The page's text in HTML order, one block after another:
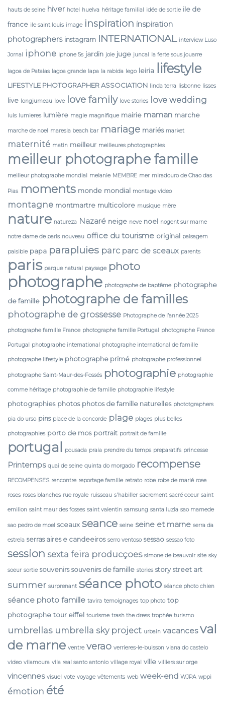
hauts de seine hiver hotel huelva héritage familial idée de sortie ile de
france ile saint louis image inspiration inspiration
photographers instagram INTERNATIONAL interview Luso
Jornal iphone iphone 5s jardin joie juge juncal la ferte sous jouarre
lagoa de Pataias lagoa grande lapa la rabida lego leiria lifestyle
LIFESTYLE PHOTOGRAPHER ASSOCIATION linda terra lisbonne lisses
live longjumeau love love family love stories love wedding
luis lumieres lumière magie magnifique mairie maman marche
marche de noel maresia beach bar mariage mariés market
maternité matin meilleur meilleures photographies
meilleur photographe famille
meilleur photographe mondial melanie MEMBRE mer miradouro de Chao das
Pias moments monde mondial montage video
montagne montmartre multicolore musique mère
nature natureza Nazaré neige neve noel nogent sur marne
notre dame de paris nouveau office du tourisme original paisagem
paisible papa parapluies parc parc de sceaux parents
paris parque natural paysage photo
photographe photographe de baptême photographe
de famille photographe de familles
photographe de grossesse Photographe de l’année 2025
photographe famille France photographe famille Portugal photographe France
Portugal photographe international photographe international de famille
photographe lifestyle photographe primé photographe professionnel
photographe Saint-Maur-des-Fossés photographie photographie
comme héritage photographie de famille photographie lifestyle
photographies photos photos de famille naturelles phototgraphers
pia do urso pins place de la concorde plage plages plus belles
photographies porto de mos portrait portrait de famille
portugal pousada praia prendre du temps preparatifs princesse
Printemps quai de seine quinta do morgado recompense
RECOMPENSES rencontre reportage famille retrato robe robe de marié rose
roses roses blanches rue royale ruisseau s'habiller sacrement sacré coeur saint
emilion saint maur des fosses saint valentin samsung santa luzia sao mamede
sao pedro de moel sceaux seance seine seine et marne serra da
estrela serras aires e candeeiros serro ventoso sessao sessao foto
session sexta feira producçoes simone de beauvoir site sky
soeur sortie souvenirs souvenirs de famille stories story street art
summer surprenant séance photo séance photo chien
séance photo famille tavira temoignages top photo top
photographe tour eiffel tourisme trash the dress trophée turismo
umbrellas umbrella sky project urbain vacances val
de marne ventre verao verrieres-le-buisson viana do castelo
video vilamoura vila real santo antonio village royal ville villiers sur orge
vincennes visuel vote voyage vêtements web week-end WJPA wppi
émotion été